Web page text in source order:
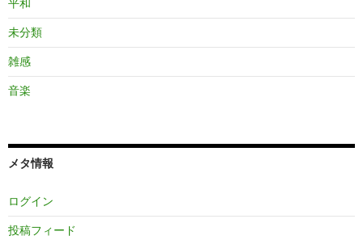
平和
未分類
雑感
音楽
メタ情報
ログイン
投稿フィード